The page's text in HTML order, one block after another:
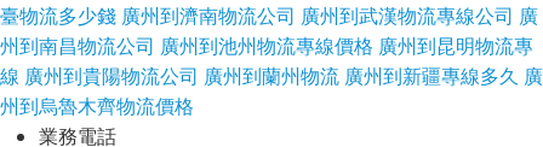
臺物流多少錢 廣州到濟南物流公司 廣州到武漢物流專線公司 廣
州到南昌物流公司 廣州到池州物流專線價格 廣州到昆明物流專
線 廣州到貴陽物流公司 廣州到蘭州物流 廣州到新疆專線多久 廣
州到烏魯木齊物流價格
業務電話